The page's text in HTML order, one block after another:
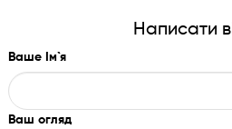
Написати
Ваше Ім`я
Ваш огляд